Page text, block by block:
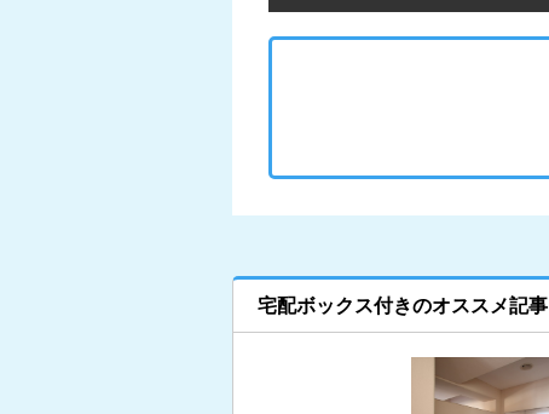
宅配ボックス付きのオススメ記事